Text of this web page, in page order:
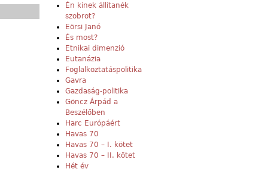
Én kinek állítanék
szobrot?
Eörsi Janó
És most?
Etnikai dimenzió
Eutanázia
Foglalkoztatáspolitika
Gavra
Gazdaság-politika
Göncz Árpád a
Beszélőben
Harc Európáért
Havas 70
Havas 70 – I. kötet
Havas 70 – II. kötet
Hét év